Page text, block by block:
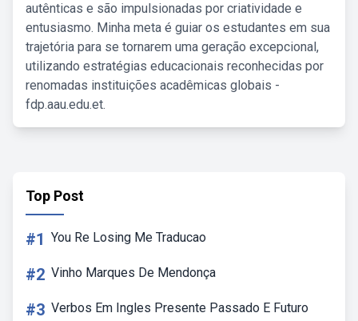
autênticas e são impulsionadas por criatividade e
entusiasmo. Minha meta é guiar os estudantes em sua
trajetória para se tornarem uma geração excepcional,
utilizando estratégias educacionais reconhecidas por
renomadas instituições acadêmicas globais -
fdp.aau.edu.et.
Top Post
#1 You Re Losing Me Traducao
#2 Vinho Marques De Mendonça
#3 Verbos Em Ingles Presente Passado E Futuro